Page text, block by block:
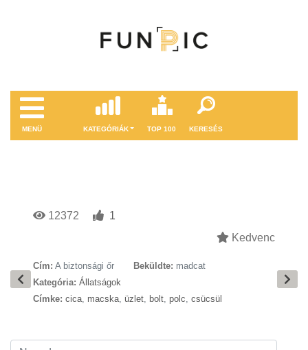
MENÜ KATEGÓRIÁK TOP 100 KERESÉS
12372
1
Kedvenc
Cím: A biztonsági őr Beküldte: madcat
Kategória: Állatságok
Címke: cica, macska, üzlet, bolt, polc, csücsül